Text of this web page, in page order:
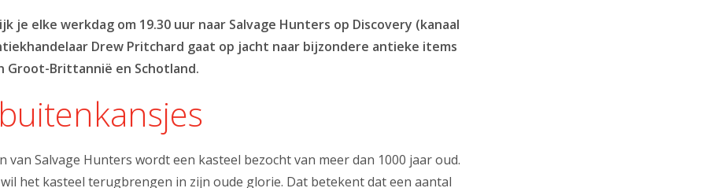
je elke werkdag om 19.30 uur naar Salvage Hunters op Discovery (kanaal
Drew Pritchard gaat op jacht naar bijzondere antieke items
Groot-Brittannië en Schotland.
van Salvage Hunters wordt een kasteel bezocht van meer dan 1000 jaar oud.
het kasteel terugbrengen in zijn oude glorie. Dat betekent dat een aantal